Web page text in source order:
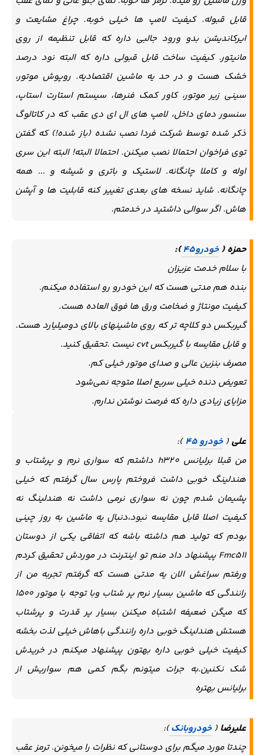
قابل قبوله. کیفیت لامپ ها خیلی خوبه. چراغ مشایعت و
ایرکاندیشن بدو ورود جالبی داره که قابل تنظیمه از روی
مانیتور. کیفیت ساخت قابل قبولی داره که البته نود درصد
خشک هست و در حد یه ماشین اقتصادیه. روپوش موتور،
سینی زیر موتور، کاور کمک فنرها، سیستم استارت استاپ،
سنسور دمای داخل، لامپ های ال ای دی عقب که در کاتالوگ
ذکر شده توسط شرکت فردا نصب نشده (باز شده!) که گفتن
توی فراخوان احتمالا نصب میکنن. احتمالا البته! البته این سری
اوله و کاملا چانگانه. لاستیک و باتری و شیشه و ... همه
چانگانه. شاید نسخه های بعدی تغییر کنه قابلیت ها و آپشن
هاش. اگر سوالی داشتید در خدمتم.
حمزه ( خودرو45 ):
با سلام خدمت عزیزان
بنده هم مدتی هست که این خودرو رو استفاده میکنم‌.
کیفیت مونتاژ و ضخامت ورق ها فوق العاده هست.
گیربکس دو کلاچه تر که روی ماشینهای بالای دومیلیارد هست.
و قابل مقایسه با گیربکس cvt نیست .تحقیق کنید.
مصرف بنزین عالی و صدای موتور خیلی کم.
تعویض دنده خیلی سریع اصلا متوجه نمی‌شود
مزایای زیادی داره که فرصت نوشتن ندارم.
علی ( خودرو 45
):
من قبلا برلیانس h320 داشتم که سواری نرم و پرشتاب و
هندلینگ خوبی داشت فروختم پارس سال گرفتم که خیلی
پشیمان شدم چون نه سواری نرمی داشت نه هندلینگ نه
کیفیت اصلا قابل مقایسه نبود،دنبال یه ماشین به روز چینی
بودم که تولید هم داشته باشه که اتفاقی یکی از دوستان
Fmc511 پیشنهاد داد منم تو اینترنت در موردش تحقیق کردم
ورفتم سراغش الان یه مدتی هست که گرفتم تجربه من از
رانندگی که ماشین بسیار نرم پر شتاب وبا توجه با موتور ۱۵۰۰
که میگن ضعیفه اشتباه میکنن بسیار پر قدرت و پرشتاب
هستش هندلینگ خوبی داره رانندگی باهاش خیلی لذت بخشه
کیفیت خیلی خوبی داره بهتون پیشنهاد میکنم در خریدش
شک نکنین.به جرات میتونم بگم کمی هم سواریش از
برلیانس بهتره
علیرضا ( خودروبانک):
چندتا مورد میگم برای دوستانی که نظرات را میخونن. ترمز عقب